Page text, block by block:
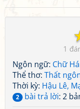
1
Ngôn ngữ: Chữ
Thể thơ: Thất
Thời kỳ: Hậu Lê,
2 bài trả lời: 2